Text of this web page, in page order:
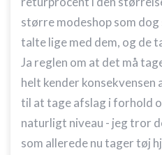
større modeshop som
talte lige med dem, og de
Ja reglen om at det må
helt kender konsekvensen
til at tage afslag i forhold
naturligt niveau - jeg tror
som allerede nu tager tøj